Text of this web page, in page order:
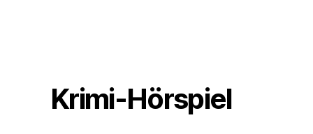
Krimi-Hörspiel